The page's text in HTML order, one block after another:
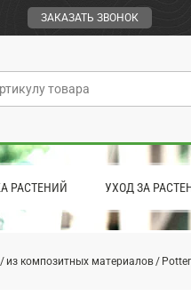
ЗАКАЗАТЬ ЗВОНОК
РАСТЕНИЙ УХОД ЗА
из композитных материалов